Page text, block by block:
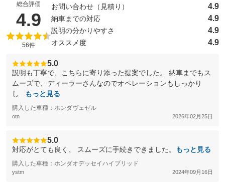
総合評価
4.9 （5点満点中）
56件
お問い合わせ（見積り） 4.9
納車までの対応 4.9
説明の分かりやすさ 4.9
オススメ度 4.9
5.0
説明も丁寧で、こちらに寄り添った提案でした。 納車までもス
ムーズで、ディーラーさんなのでオペレーションもしっかり
し...
もっと見る
購入した車種：ホンダヴェゼル
otn 2026年02月25日
5.0
対応がとても良く、 スムーズに手続きできました。 もっと見る
購入した車種：ホンダオデッセイハイブリッド
ystm 2024年09月16日